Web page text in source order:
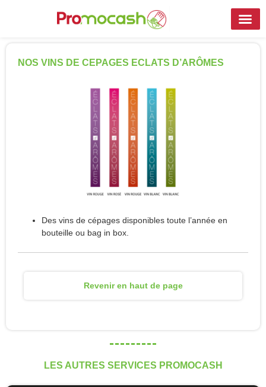
NOS VINS DE CEPAGES ECLATS D’ARÔMES
Des vins de cépages disponibles toute l’année en
bouteille ou bag in box.
Revenir en haut de page
LES AUTRES SERVICES PROMOCASH